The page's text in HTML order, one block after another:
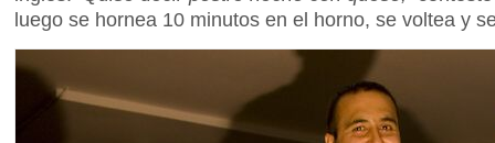
luego se hornea 10 minutos en el horno, se voltea y